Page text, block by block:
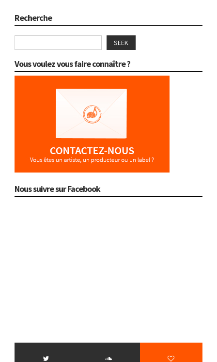
Recherche
SEEK
Vous voulez vous faire connaître ?
Nous suivre sur Facebook